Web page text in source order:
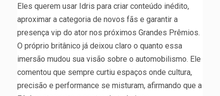
Eles querem usar Idris para criar conteúdo inédito,
aproximar a categoria de novos fãs e garantir a
presença vip do ator nos próximos Grandes Prêmios.
O próprio britânico já deixou claro o quanto essa
imersão mudou sua visão sobre o automobilismo. Ele
comentou que sempre curtiu espaços onde cultura,
precisão e performance se misturam, afirmando que a